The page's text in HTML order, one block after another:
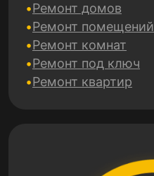
Ремонт домов
Ремонт помещений
Ремонт комнат
Ремонт под ключ
Ремонт квартир